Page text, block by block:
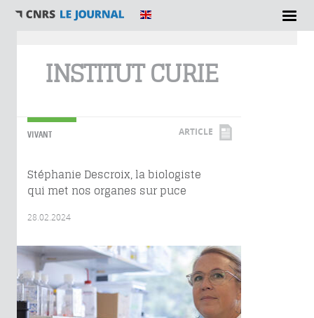
INSTITUT CURIE
VIVANT ARTICLE
Stéphanie Descroix, la biologiste
qui met nos organes sur puce
28.02.2024